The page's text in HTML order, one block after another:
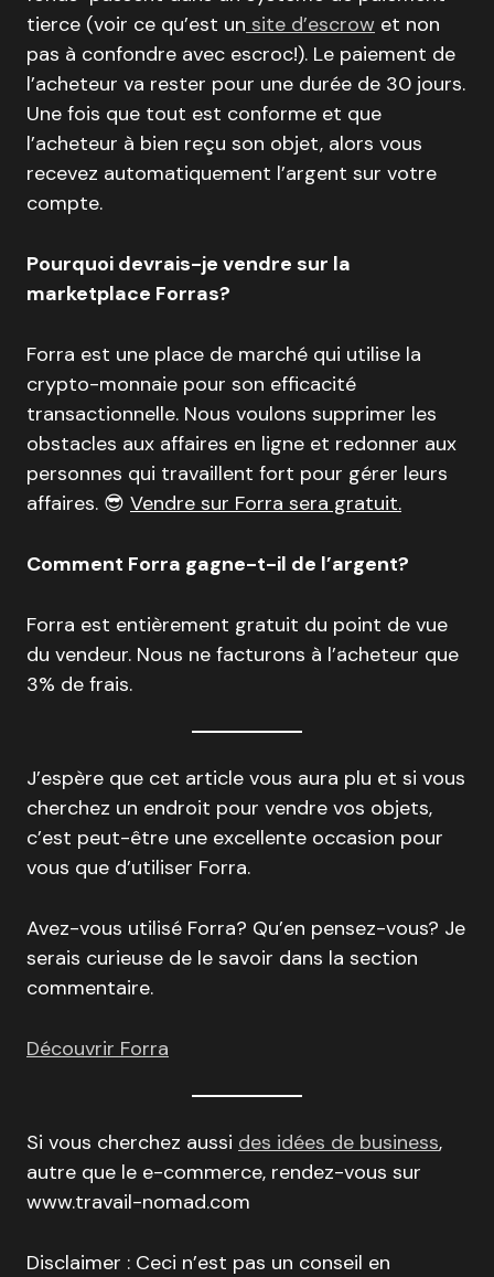
tierce (voir ce qu’est un site d’escrow et non
pas à confondre avec escroc!). Le paiement de
l’acheteur va rester pour une durée de 30 jours.
Une fois que tout est conforme et que
l’acheteur à bien reçu son objet, alors vous
recevez automatiquement l’argent sur votre
compte.
Pourquoi devrais-je vendre sur la
marketplace Forras?
Forra est une place de marché qui utilise la
crypto-monnaie pour son efficacité
transactionnelle. Nous voulons supprimer les
obstacles aux affaires en ligne et redonner aux
personnes qui travaillent fort pour gérer leurs
affaires. 😎 Vendre sur Forra sera gratuit.
Comment Forra gagne-t-il de l’argent?
Forra est entièrement gratuit du point de vue
du vendeur. Nous ne facturons à l’acheteur que
3% de frais.
J’espère que cet article vous aura plu et si vous
cherchez un endroit pour vendre vos objets,
c’est peut-être une excellente occasion pour
vous que d’utiliser Forra.
Avez-vous utilisé Forra? Qu’en pensez-vous? Je
serais curieuse de le savoir dans la section
commentaire.
Découvrir Forra
Si vous cherchez aussi des idées de business,
autre que le e-commerce, rendez-vous sur
www.travail-nomad.com
Disclaimer : Ceci n’est pas un conseil en